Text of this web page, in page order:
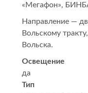
«Мегафон»,
Направление —
Вольскому
Вольска.
Освещение
да
Тип